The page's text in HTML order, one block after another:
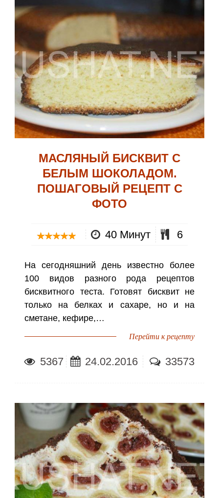
МАСЛЯНЫЙ БИСКВИТ С
БЕЛЫМ ШОКОЛАДОМ.
ПОШАГОВЫЙ РЕЦЕПТ С
ФОТО
40 Минут 6
На сегодняшний день известно более
100 видов разного рода рецептов
бисквитного теста. Готовят бисквит не
только на белках и сахаре, но и на
сметане, кефире,…
Перейти к рецепту
5367 24.02.2016 33573